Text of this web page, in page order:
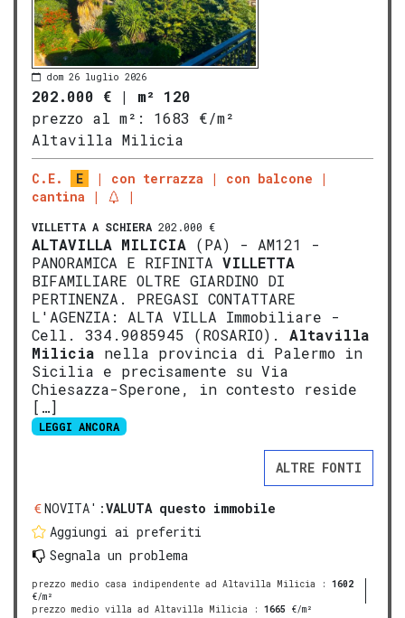
dom 26 luglio 2026
202.000 € | m² 120
prezzo al m²:
1683 €/m²
Altavilla Milicia
C.E. E con terrazza
con balcone
cantina
VILLETTA A SCHIERA 202.000 €
ALTAVILLA MILICIA (PA) - AM121 -
PANORAMICA E RIFINITA VILLETTA
BIFAMILIARE OLTRE GIARDINO DI
PERTINENZA. PREGASI CONTATTARE
L'AGENZIA: ALTA VILLA Immobiliare -
Cell. 334.9085945 (ROSARIO). Altavilla
Milicia nella provincia di Palermo in
Sicilia e precisamente su Via
Chiesazza-Sperone, in contesto reside
[…]
LEGGI ANCORA
ALTRE FONTI
NOVITA':VALUTA questo immobile
Aggiungi ai preferiti
Segnala un problema
prezzo medio casa indipendente ad Altavilla Milicia : 1602
€/m²
prezzo medio villa ad Altavilla Milicia : 1665 €/m²